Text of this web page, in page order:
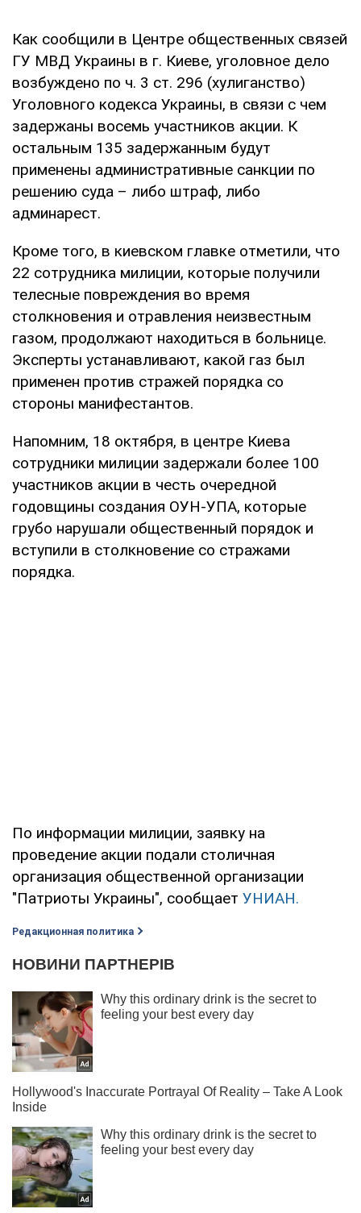
Как сообщили в Центре общественных связей
ГУ МВД Украины в г. Киеве, уголовное дело
возбуждено по ч. 3 ст. 296 (хулиганство)
Уголовного кодекса Украины, в связи с чем
задержаны восемь участников акции. К
остальным 135 задержанным будут
применены административные санкции по
решению суда – либо штраф, либо
админарест.
Кроме того, в киевском главке отметили, что
22 сотрудника милиции, которые получили
телесные повреждения во время
столкновения и отравления неизвестным
газом, продолжают находиться в больнице.
Эксперты устанавливают, какой газ был
применен против стражей порядка со
стороны манифестантов.
Напомним, 18 октября, в центре Киева
сотрудники милиции задержали более 100
участников акции в честь очередной
годовщины создания ОУН-УПА, которые
грубо нарушали общественный порядок и
вступили в столкновение со стражами
порядка.
По информации милиции, заявку на
проведение акции подали столичная
организация общественной организации
"Патриоты Украины", сообщает УНИАН.
Редакционная политика